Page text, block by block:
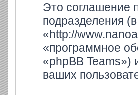
Это соглашение
подразделения
«http://
«программное
«phpBB
ваших